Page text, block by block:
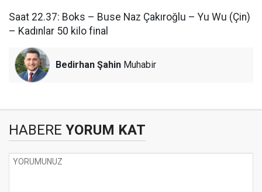
Saat 22.37: Boks – Buse Naz Çakıroğlu – Yu Wu (Çin)
– Kadınlar 50 kilo final
Bedirhan Şahin Muhabir
HABERE YORUM KAT